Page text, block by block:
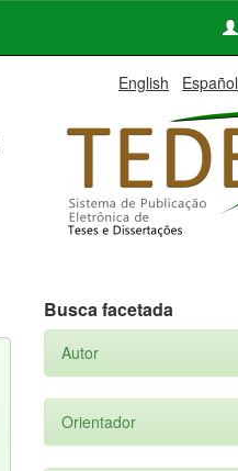
English Español
Busca facetada
Autor
Orientador